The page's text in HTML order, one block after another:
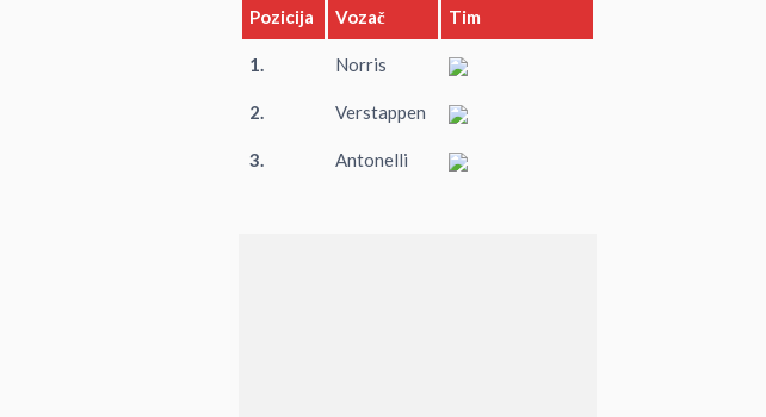
Pozicija Vozač Tim
1. Norris
2. Verstappen
3. Antonelli